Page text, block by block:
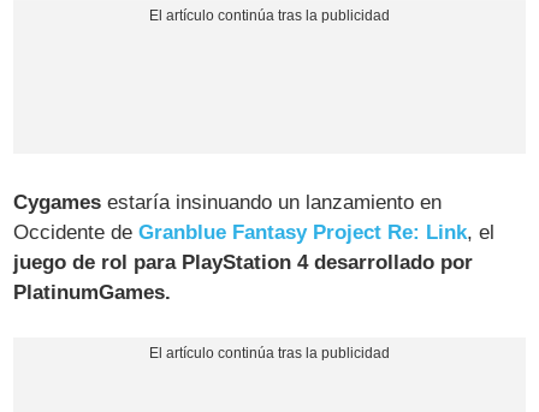
Cygames estaría insinuando un lanzamiento en
Occidente deGranblue Fantasy Project Re: Link, el
juego de rol para PlayStation 4 desarrollado por
PlatinumGames.